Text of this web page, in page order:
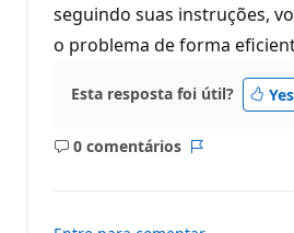
seguindo suas instruções,
o problema de forma
Esta resposta foi útil? Yes
0 comentários
Sem